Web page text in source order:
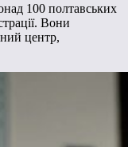
100 полтавських
Вони
центр,